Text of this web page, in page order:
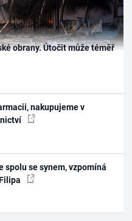
obrany. Útočit může téměř
nakupujeme v
spolu se synem, vzpomíná